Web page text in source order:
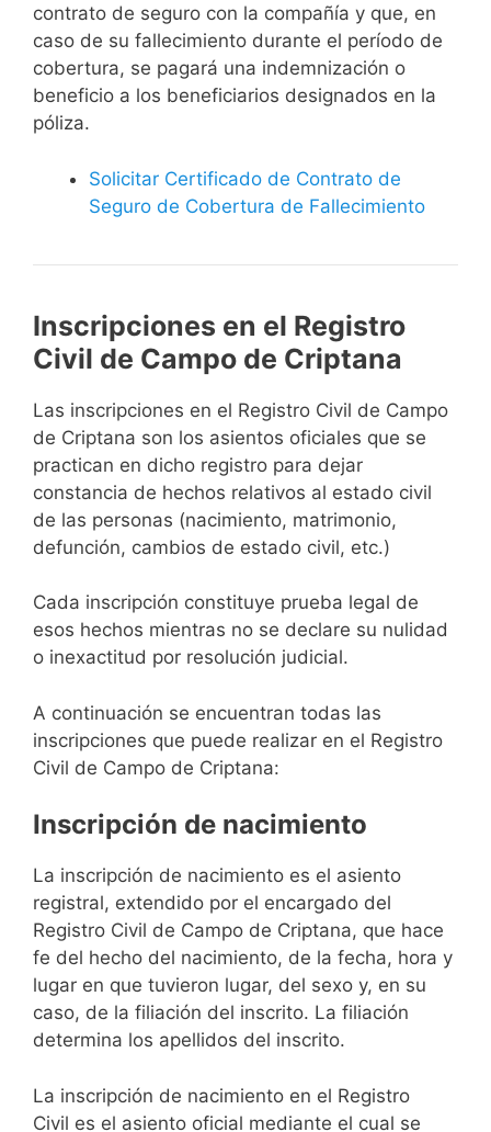
contrato de seguro con la compañía y que, en
caso de su fallecimiento durante el período de
cobertura, se pagará una indemnización o
beneficio a los beneficiarios designados en la
póliza.
Solicitar Certificado de Contrato de
Seguro de Cobertura de Fallecimiento
Inscripciones en el Registro
Civil de Campo de Criptana
Las inscripciones en el Registro Civil de Campo
de Criptana son los asientos oficiales que se
practican en dicho registro para dejar
constancia de hechos relativos al estado civil
de las personas (nacimiento, matrimonio,
defunción, cambios de estado civil, etc.)
Cada inscripción constituye prueba legal de
esos hechos mientras no se declare su nulidad
o inexactitud por resolución judicial.
A continuación se encuentran todas las
inscripciones que puede realizar en el Registro
Civil de Campo de Criptana:
Inscripción de nacimiento
La inscripción de nacimiento es el asiento
registral, extendido por el encargado del
Registro Civil de Campo de Criptana, que hace
fe del hecho del nacimiento, de la fecha, hora y
lugar en que tuvieron lugar, del sexo y, en su
caso, de la filiación del inscrito. La filiación
determina los apellidos del inscrito.
La inscripción de nacimiento en el Registro
Civil es el asiento oficial mediante el cual se